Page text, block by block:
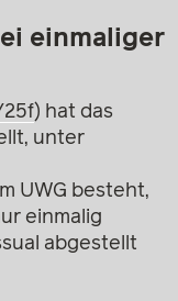
einmaliger
25f) hat das
unter
UWG besteht,
einmalig
abgestellt